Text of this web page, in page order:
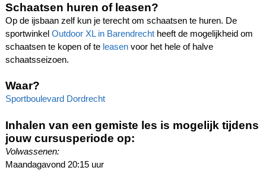
Schaatsen huren of leasen?
Op de ijsbaan zelf kun je terecht om schaatsen te huren. De
sportwinkel Outdoor XL in Barendrechtheeft de mogelijkheid om
schaatsen te kopen of teleasenvoor het hele of halve
schaatsseizoen.
Waar?
Sportboulevard Dordrecht
Inhalen van een gemiste les is mogelijk tijdens
jouw cursusperiode op:
Volwassenen:
Maandagavond 20:15 uur